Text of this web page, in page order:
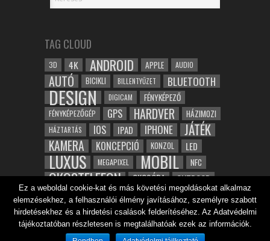
TAG CLOUD
3D 4K ANDROID APPLE AUDIO
AUTÓ BICIKLI BILLENTYŰZET BLUETOOTH
DESIGN DIGICAM FÉNYKÉPEZŐ
FÉNYKÉPEZŐGÉP GPS HARDVER HÁZIMOZI
HÁZTARTÁS IOS IPAD IPHONE JÁTÉK
KAMERA KONCEPCIÓ KONZOL LED
LUXUS MEGAPIXEL MOBIL NFC
OKOSTELEFON OKOSÓRA OUTDOOR
ROBOT SAMSUNG SPORT TABLET
TESZT VIDEÓ VÍZÁLLÓ WIFI ZENE ZÖLD
ÉPÍTÉSZET ÉRINTŐKÉPERNYŐ ÓRA
Ez a weboldal cookie-kat és más követési megoldásokat alkalmaz
elemzésekhez, a felhasználói élmény javításához, személyre szabott
hirdetésekhez és a hirdetési csalások felderítéséhez. Az Adatvédelmi
tájékoztatóban részletesen is megtalálhatóak ezek az információk.